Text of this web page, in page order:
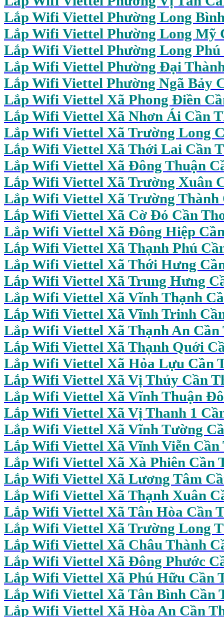
Lắp Wifi Viettel Phường Long
Lắp Wifi Viettel Phường Long Mỹ
Lắp Wifi Viettel Phường Long Phú
Lắp Wifi Viettel Phường Đại
Lắp Wifi Viettel Phường Ngã Bảy
Lắp Wifi Viettel Xã Phong Điền
Lắp Wifi Viettel Xã Nhơn Ái Cần
Lắp Wifi Viettel Xã Trường Long
Lắp Wifi Viettel Xã Thới Lai Cần
Lắp Wifi Viettel Xã Đông Thuận
Lắp Wifi Viettel Xã Trường Xuân
Lắp Wifi Viettel Xã Trường Thành
Lắp Wifi Viettel Xã Cờ Đỏ Cần
Lắp Wifi Viettel Xã Đông Hiệp
Lắp Wifi Viettel Xã Thạnh Phú
Lắp Wifi Viettel Xã Thới Hưng
Lắp Wifi Viettel Xã Trung Hưng
Lắp Wifi Viettel Xã Vĩnh Thạnh
Lắp Wifi Viettel Xã Vĩnh Trinh
Lắp Wifi Viettel Xã Thạnh An Cần
Lắp Wifi Viettel Xã Thạnh Quới
Lắp Wifi Viettel Xã Hỏa Lựu Cần
Lắp Wifi Viettel Xã Vị Thủy Cần
Lắp Wifi Viettel Xã Vĩnh Thuận
Lắp Wifi Viettel Xã Vị Thanh 1
Lắp Wifi Viettel Xã Vĩnh Tường
Lắp Wifi Viettel Xã Vĩnh Viễn Cần
Lắp Wifi Viettel Xã Xà Phiên Cần
Lắp Wifi Viettel Xã Lương Tâm
Lắp Wifi Viettel Xã Thạnh Xuân
Lắp Wifi Viettel Xã Tân Hòa Cần
Lắp Wifi Viettel Xã Trường Long
Lắp Wifi Viettel Xã Châu Thành
Lắp Wifi Viettel Xã Đông Phước
Lắp Wifi Viettel Xã Phú Hữu Cần
Lắp Wifi Viettel Xã Tân Bình Cần
Lắp Wifi Viettel Xã Hòa An Cần